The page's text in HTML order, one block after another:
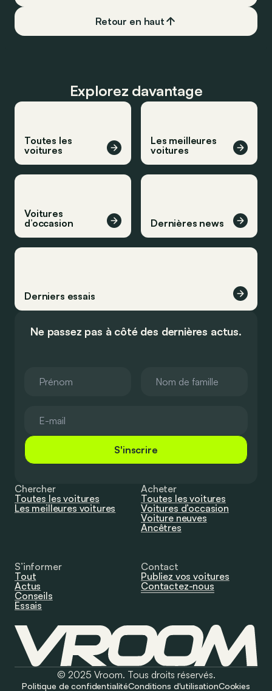
Retour en haut
Explorez davantage
Toutes les
voitures
Les meilleures
voitures
Voitures
d’occasion
Dernières news
Derniers essais
Ne passez pas à côté des dernières actus.
S'inscrire
Chercher
Toutes les voitures
Les meilleures voitures
Acheter
Toutes les voitures
Voitures d’occasion
Voiture neuves
Ancêtres
S’informer
Tout
Actus
Conseils
Essais
Contact
Publiez vos voitures
Contactez-nous
© 2025 Vroom. Tous droits réservés.
Politique de confidentialitéConditions d'utilisationCookies